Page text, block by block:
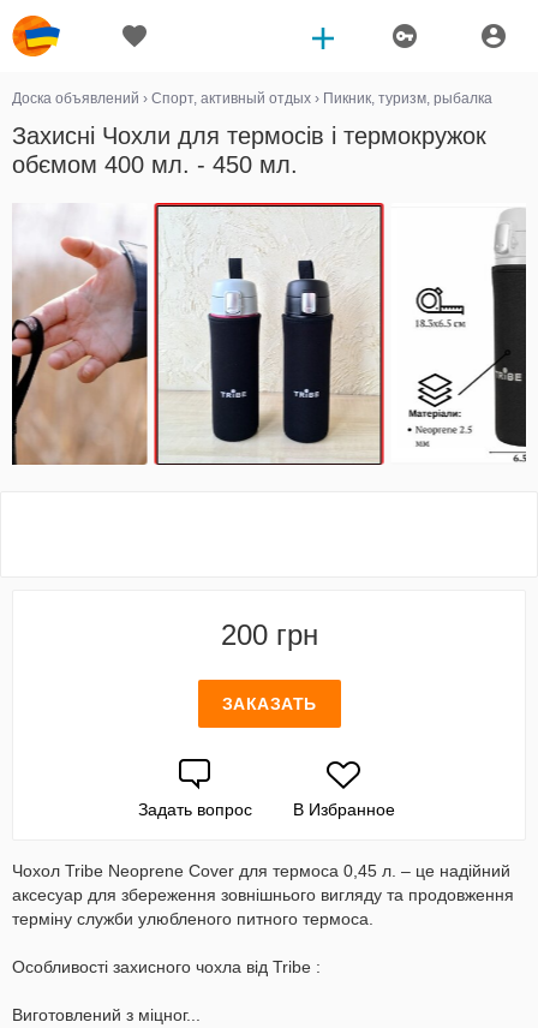
Доска объявлений › Спорт, активный отдых › Пикник, туризм, рыбалка
Захисні Чохли для термосів і термокружок
обємом 400 мл. - 450 мл.
200 грн
ЗАКАЗАТЬ
Задать вопрос В Избранное
Чохол Tribe Neoprene Cover для термоса 0,45 л. – це надійний
аксесуар для збереження зовнішнього вигляду та продовження
терміну служби улюбленого питного термоса.
Особливості захисного чохла від Tribe :
Виготовлений з міцног...